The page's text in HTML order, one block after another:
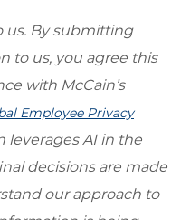
us. By submitting
to us, you agree this
with McCain’s
Employee Privacy
leverages AI in the
decisions are made
our approach to